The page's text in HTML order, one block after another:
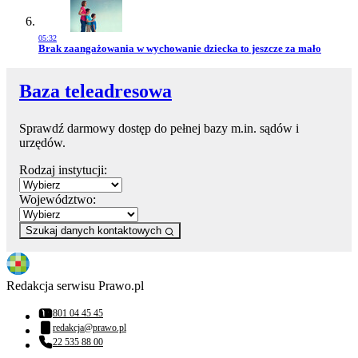
05:32
Przejdź do artykułu:
Brak zaangażowania w wychowanie dziecka to jeszcze za mało
Baza teleadresowa
Sprawdź darmowy dostęp do pełnej bazy m.in. sądów i
urzędów.
Rodzaj instytucji:
Województwo:
Szukaj danych kontaktowych
Redakcja serwisu Prawo.pl
Numer telefonu:
801 04 45 45
Adres email:
redakcja@prawo.pl
Numer telefonu:
22 535 88 00